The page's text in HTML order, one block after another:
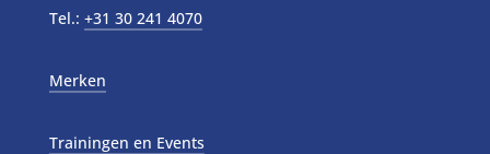
Tel.: +31 30 241 4070
Merken
Trainingen en Events